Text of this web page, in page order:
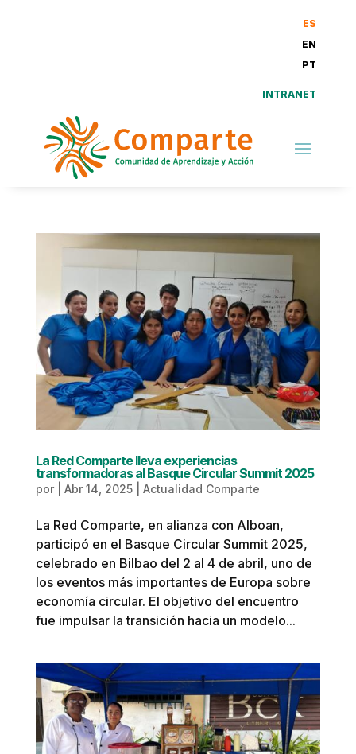
ES
EN
PT
INTRANET
La Red Comparte lleva experiencias
transformadoras al Basque Circular Summit 2025
por Abr 14, 2025| Actualidad Comparte
La Red Comparte, en alianza con Alboan,
participó en el Basque Circular Summit 2025,
celebrado en Bilbao del 2 al 4 de abril, uno de
los eventos más importantes de Europa sobre
economía circular. El objetivo del encuentro
fue impulsar la transición hacia un modelo...